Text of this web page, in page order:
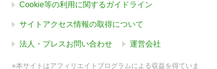
Cookie等の利用に関するガイドライン
サイトアクセス情報の取得について
法人・プレスお問い合わせ 運営会社
※本サイトはアフィリエイトプログラムによる収益を得ていま